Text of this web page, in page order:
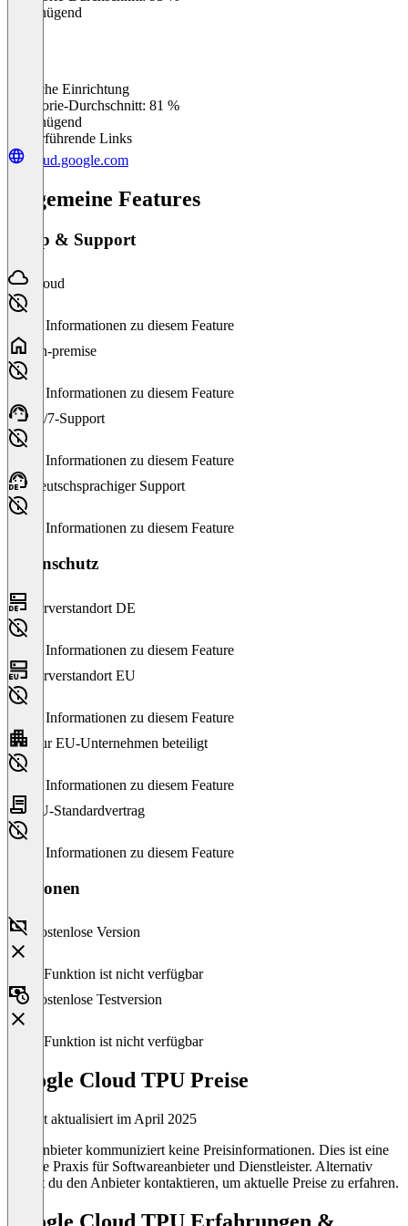
Ungenügend
Einfache Einrichtung
Kategorie-Durchschnitt: 81 %
Ungenügend
Weiterführende Links
cloud.google.com
Allgemeine Features
Setup & Support
Cloud
Keine Informationen zu diesem Feature
On-premise
Keine Informationen zu diesem Feature
24/7-Support
Keine Informationen zu diesem Feature
Deutschsprachiger Support
Keine Informationen zu diesem Feature
Datenschutz
Serverstandort DE
Keine Informationen zu diesem Feature
Serverstandort EU
Keine Informationen zu diesem Feature
Nur EU-Unternehmen beteiligt
Keine Informationen zu diesem Feature
EU-Standardvertrag
Keine Informationen zu diesem Feature
Versionen
Kostenlose Version
Diese Funktion ist nicht verfügbar
Kostenlose Testversion
Diese Funktion ist nicht verfügbar
Google Cloud TPU Preise
Zuletzt aktualisiert im April 2025
Der Anbieter kommuniziert keine Preisinformationen. Dies ist eine
übliche Praxis für Softwareanbieter und Dienstleister. Alternativ
kannst du den Anbieter kontaktieren, um aktuelle Preise zu erfahren.